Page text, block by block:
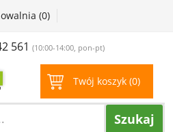
(0)
561 (10:00-14:00, pon-pt)
Twój koszyk (0)
Szukaj